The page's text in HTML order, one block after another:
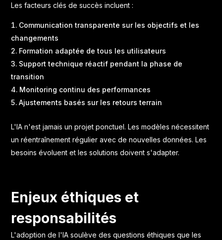
Les facteurs clés de succès incluent :
Communication transparente sur les objectifs et les
changements
Formation adaptée de tous les utilisateurs
Support technique réactif pendant la phase de
transition
Monitoring continu des performances
Ajustements basés sur les retours terrain
L'IA n'est jamais un projet ponctuel. Les modèles nécessitent
un réentraînement régulier avec de nouvelles données. Les
besoins évoluent et les solutions doivent s'adapter.
Enjeux éthiques et
responsabilités
L'adoption de l'IA soulève des questions éthiques que les